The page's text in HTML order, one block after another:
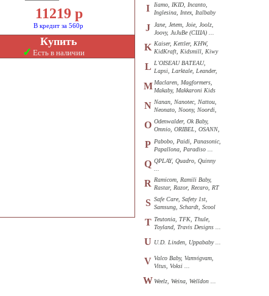
11219 р
В кредит за 560р
Купить
✓ Есть в наличии
I
Iiamo, IKID, Incanto,
Inglesina, Intex, Italbaby
J
Jane, Jetem, Joie, Joolz,
Joovy, JuJuBe (США) ...
K Kaiser, Kettler, KHW,
KidKraft, Kidsmill, Kiwy
L L'OISEAU BATEAU,
Lapsi, Larktale, Leander,
M Maclaren, Magformers,
Makaby, Makkaroni Kids
N Nanan, Nanotec, Nattou,
Neonato, Noony, Noordi,
O Odenwalder, Ok Baby,
Omnio, ORIBEL, OSANN,
P Pabobo, Paidi, Panasonic,
Papallona, Paradiso ...
Q QPLAY, Quadro, Quinny
R Ramicom, Ramili Baby,
Rastar, Razor, Recaro, RT
S Safe Care, Safety 1st,
Samsung, Schardt, Scool
T Teutonia, TFK, Thule,
Toyland, Travis Designs ...
U U.D. Linden, Uppababy ...
V Valco Baby, Vamvigvam,
Vitus, Voksi ...
WWeelz, Weina, Welldon ...